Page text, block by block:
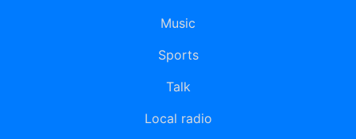
Music
Sports
Talk
Local radio